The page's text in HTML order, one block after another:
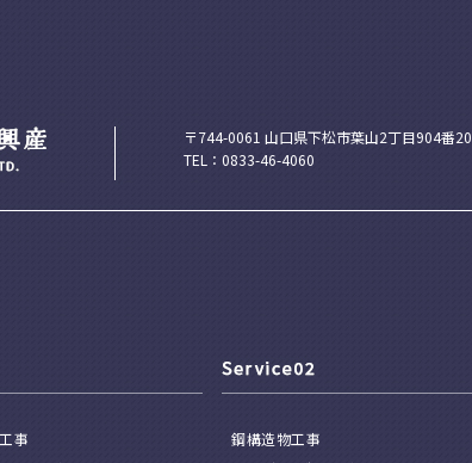
〒744-0061 山口県下松市葉山2丁目904番20
TEL：0833-46-4060
事
鋼構造物工事